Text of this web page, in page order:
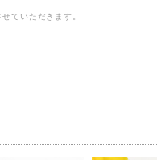
ていただきます。